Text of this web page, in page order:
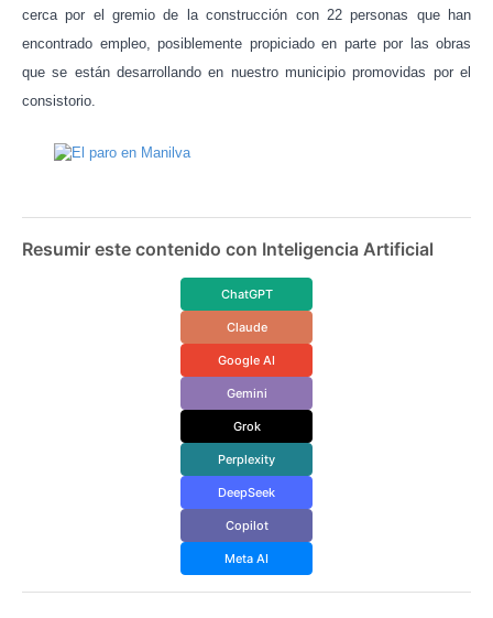
cerca por el gremio de la construcción con 22 personas que han
encontrado empleo, posiblemente propiciado en parte por las obras
que se están desarrollando en nuestro municipio promovidas por el
consistorio.
Resumir este contenido con Inteligencia Artificial
ChatGPT
Claude
Google AI
Gemini
Grok
Perplexity
DeepSeek
Copilot
Meta AI